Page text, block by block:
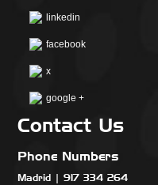
linkedin
facebook
x
google +
Contact Us
Phone Numbers
Madrid | 917 334 264